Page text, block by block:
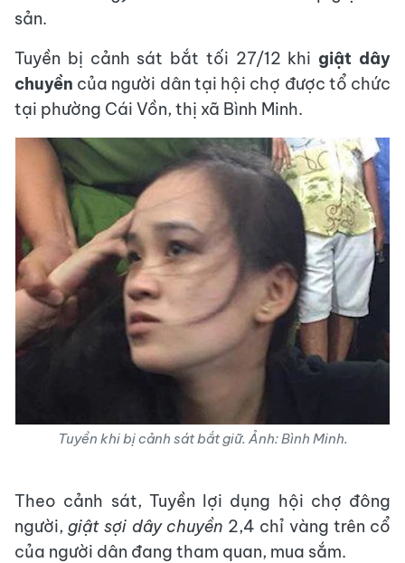
sản.
Tuyền bị cảnh sát bắt tối 27/12 khi giật dây
chuyền của người dân tại hội chợ được tổ chức
tại phường Cái Vồn, thị xã Bình Minh.
Tuyền khi bị cảnh sát bắt giữ. Ảnh: Bình Minh.
Theo cảnh sát, Tuyền lợi dụng hội chợ đông
người, giật sợi dây chuyền 2,4 chỉ vàng trên cổ
của người dân đang tham quan, mua sắm.